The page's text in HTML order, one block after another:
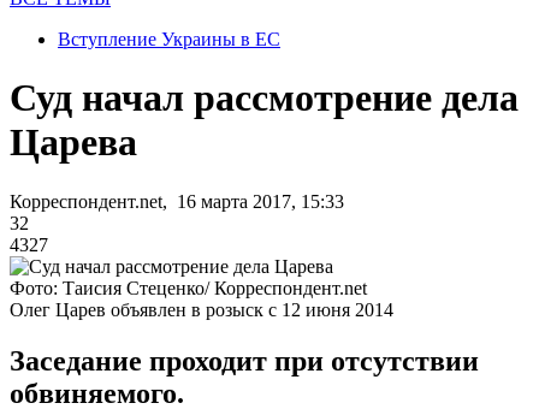
Вступление Украины в ЕС
Суд начал рассмотрение дела
Царева
Корреспондент.net, 16 марта 2017, 15:33
32
4327
Фото: Таисия Стеценко/ Корреспондент.net
Олег Царев объявлен в розыск с 12 июня 2014
Заседание проходит при отсутствии
обвиняемого.